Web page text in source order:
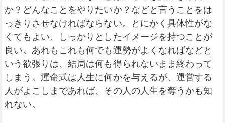
か？どんなことをやりたいか？などと言うことをは
っきりさせなければならない。とにかく具体性がな
くてもよい、しっかりとしたイメージを持つことが
良い。あれもこれも何でも運勢がよくなればなどと
いう欲張りは、結局は何も得られないまま終わって
しまう。運命式は人生に何かを与えるが、運営する
人がよこしまであれば、その人の人生を奪うかも知
れない。